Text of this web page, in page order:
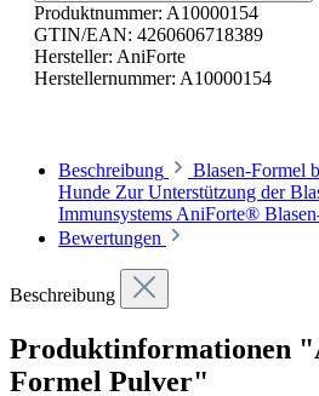
Produktnummer: A10000154
GTIN/EAN: 4260606718389
Hersteller: AniForte
Herstellernummer: A10000154
Beschreibung
Blasen-Formel
Hunde Zur Unterstützung der
Immunsystems AniForte®
Bewertungen
Beschreibung
Produktinformationen
Formel Pulver"